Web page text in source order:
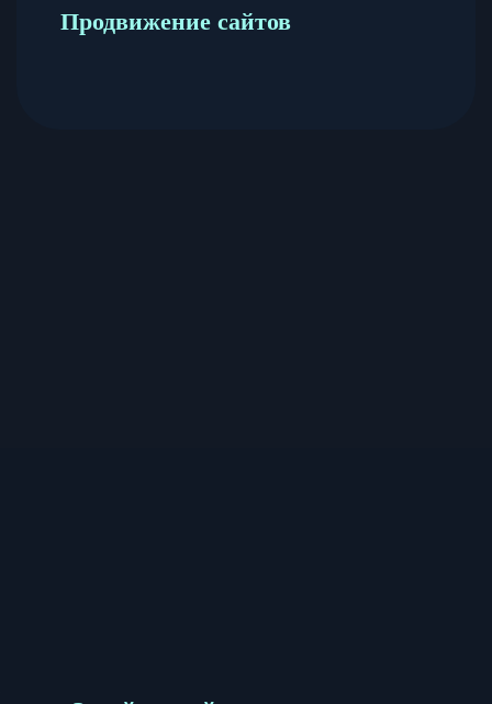
Продвижение сайтов